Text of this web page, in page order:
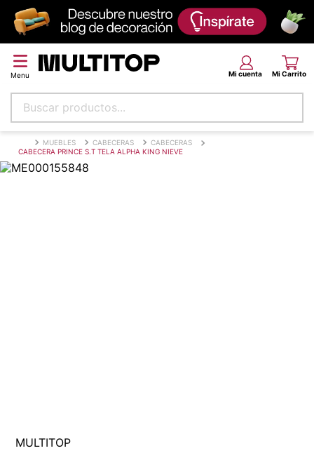
Buscar productos...
MUEBLES CABECERAS
CABECERAS
CABECERA PRINCE S.T TELA ALPHA KING NIEVE
MULTITOP
Términos más buscados
papel tapiz